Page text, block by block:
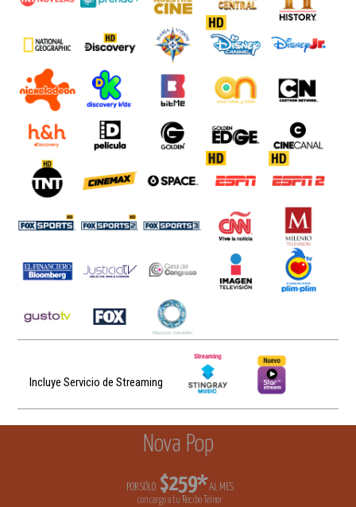
Incluye Servicio de Streaming
Nova Pop
POR SÓLO $259*AL MES
con cargo a tu Recibo Telnor